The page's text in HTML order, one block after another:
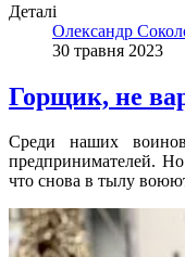
Деталі
Олександр
30 травня 2023
Горщик, не
Среди наших
предпринимателей.
что снова в тылу